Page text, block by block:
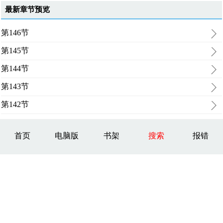
最新章节预览
第146节
第145节
第144节
第143节
第142节
首页 电脑版 书架 搜索 报错